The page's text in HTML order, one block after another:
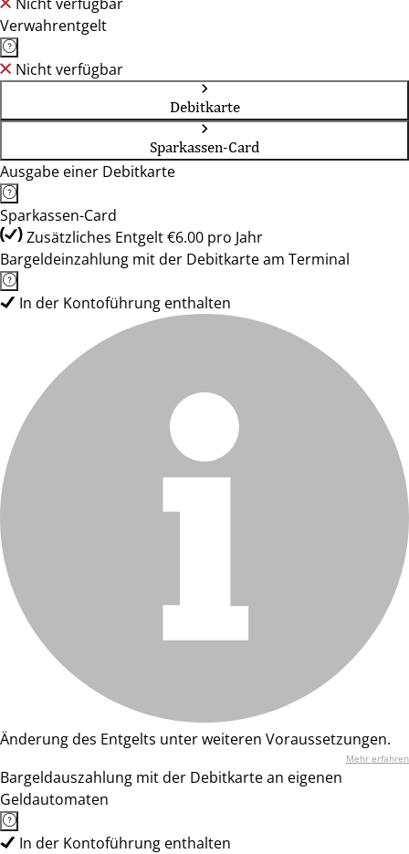
Verwahrentgelt
Nicht verfügbar
Debitkarte
Sparkassen-Card
Ausgabe einer Debitkarte
Sparkassen-Card
Zusätzliches Entgelt €6.00 pro Jahr
Bargeldeinzahlung mit der Debitkarte am Terminal
In der Kontoführung enthalten
Änderung des Entgelts unter weiteren Voraussetzungen.
Mehr erfahren
Bargeldauszahlung mit der Debitkarte an eigenen
Geldautomaten
In der Kontoführung enthalten